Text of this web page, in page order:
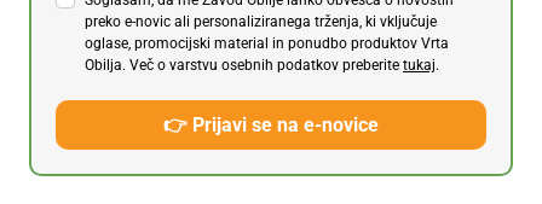
preko e-novic ali personaliziranega trženja, ki vključuje
oglase, promocijski material in ponudbo produktov Vrta
Obilja. Več o varstvu osebnih podatkov preberite tukaj.
👉 Prijavi se na e-novice